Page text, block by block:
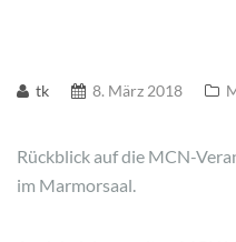
tk 8. März 2018
Rückblick auf die MCN-
im Marmorsaal.